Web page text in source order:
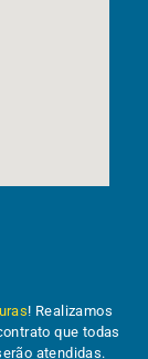
! Realizamos
que todas
atendidas.